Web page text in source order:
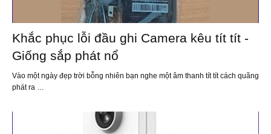
Khắc phục lỗi đầu ghi Camera kêu tít tít -
Giống sắp phát nổ
Vào một ngày đẹp trời bỗng nhiên bạn nghe một âm thanh tít tít cách quãng
phát ra …